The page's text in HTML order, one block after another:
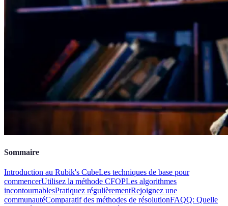
Sommaire
Introduction au Rubik's CubeLes techniques de base pour
commencerUtilisez la méthode CFOPLes algorithmes
incontournablesPratiquez régulièrementRejoignez une
communautéComparatif des méthodes de résolutionFAQQ: Quelle